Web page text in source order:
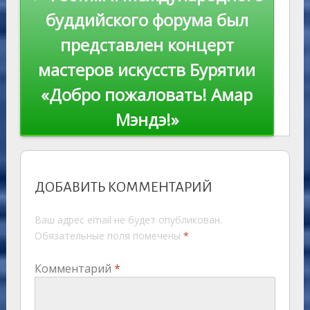
буддийского форума был
представлен концерт
мастеров искусств Бурятии
«Добро пожаловать! Амар
Мэндэ!»
ДОБАВИТЬ КОММЕНТАРИЙ
Ваш адрес email не будет опубликован.
Обязательные поля помечены *
Комментарий *